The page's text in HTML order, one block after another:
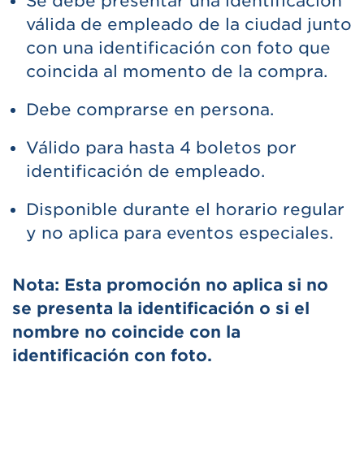
válida de empleado de la ciudad junto
con una identificación con foto que
coincida al momento de la compra.
Debe comprarse en persona.
Válido para hasta 4 boletos por
identificación de empleado.
Disponible durante el horario regular
y no aplica para eventos especiales.
Nota: Esta promoción no aplica si no
se presenta la identificación o si el
nombre no coincide con la
identificación con foto.